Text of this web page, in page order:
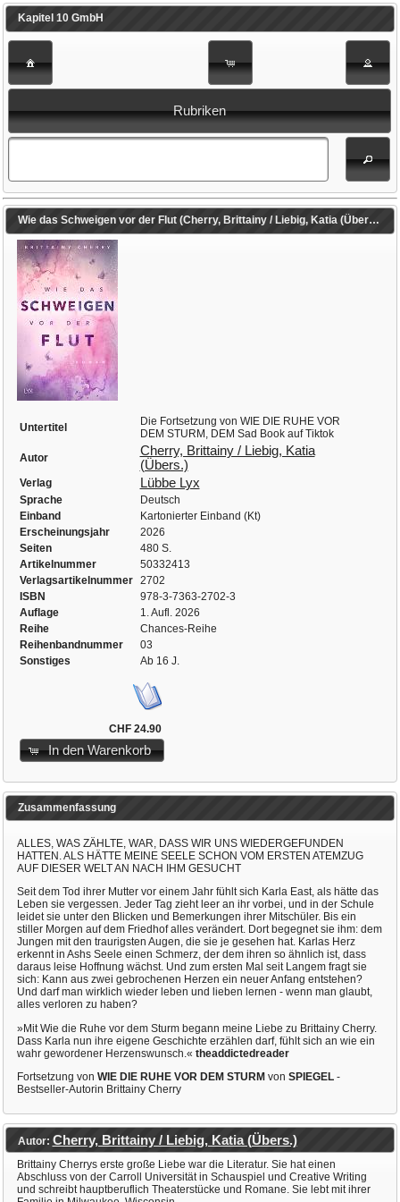
Kapitel 10 GmbH
Rubriken
Wie das Schweigen vor der Flut (Cherry, Brittainy / Liebig, Katia (Übers.))
Untertitel
Die Fortsetzung von WIE DIE RUHE VOR
DEM STURM, DEM Sad Book auf Tiktok
Autor
Cherry, Brittainy / Liebig, Katia
(Übers.)
Verlag Lübbe Lyx
Sprache
Deutsch
Einband
Kartonierter Einband (Kt)
Erscheinungsjahr
2026
Seiten
480 S.
Artikelnummer
50332413
Verlagsartikelnummer
2702
ISBN
978-3-7363-2702-3
Auflage
1. Aufl. 2026
Reihe
Chances-Reihe
Reihenbandnummer
03
Sonstiges
Ab 16 J.
CHF 24.90
In den Warenkorb
Zusammenfassung
ALLES, WAS ZÄHLTE, WAR, DASS WIR UNS WIEDERGEFUNDEN
HATTEN. ALS HÄTTE MEINE SEELE SCHON VOM ERSTEN ATEMZUG
AUF DIESER WELT AN NACH IHM GESUCHT
Seit dem Tod ihrer Mutter vor einem Jahr fühlt sich Karla East, als hätte das
Leben sie vergessen. Jeder Tag zieht leer an ihr vorbei, und in der Schule
leidet sie unter den Blicken und Bemerkungen ihrer Mitschüler. Bis ein
stiller Morgen auf dem Friedhof alles verändert. Dort begegnet sie ihm: dem
Jungen mit den traurigsten Augen, die sie je gesehen hat. Karlas Herz
erkennt in Ashs Seele einen Schmerz, der dem ihren so ähnlich ist, dass
daraus leise Hoffnung wächst. Und zum ersten Mal seit Langem fragt sie
sich: Kann aus zwei gebrochenen Herzen ein neuer Anfang entstehen?
Und darf man wirklich wieder leben und lieben lernen - wenn man glaubt,
alles verloren zu haben?
»Mit Wie die Ruhe vor dem Sturm begann meine Liebe zu Brittainy Cherry.
Dass Karla nun ihre eigene Geschichte erzählen darf, fühlt sich an wie ein
wahr gewordener Herzenswunsch.« theaddictedreader
Fortsetzung von WIE DIE RUHE VOR DEM STURMvon SPIEGEL-
Bestseller-Autorin Brittainy Cherry
Autor: Cherry, Brittainy / Liebig, Katia (Übers.)
Brittainy Cherrys erste große Liebe war die Literatur. Sie hat einen
Abschluss von der Carroll Universität in Schauspiel und Creative Writing
und schreibt hauptberuflich Theaterstücke und Romane. Sie lebt mit ihrer